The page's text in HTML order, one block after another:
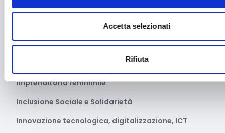
Accetta selezionati
Rifiuta
Gastronomia
Green economy
Imprenditoria femminile
Inclusione Sociale e Solidarietà
Innovazione tecnologica, digitalizzazione, ICT